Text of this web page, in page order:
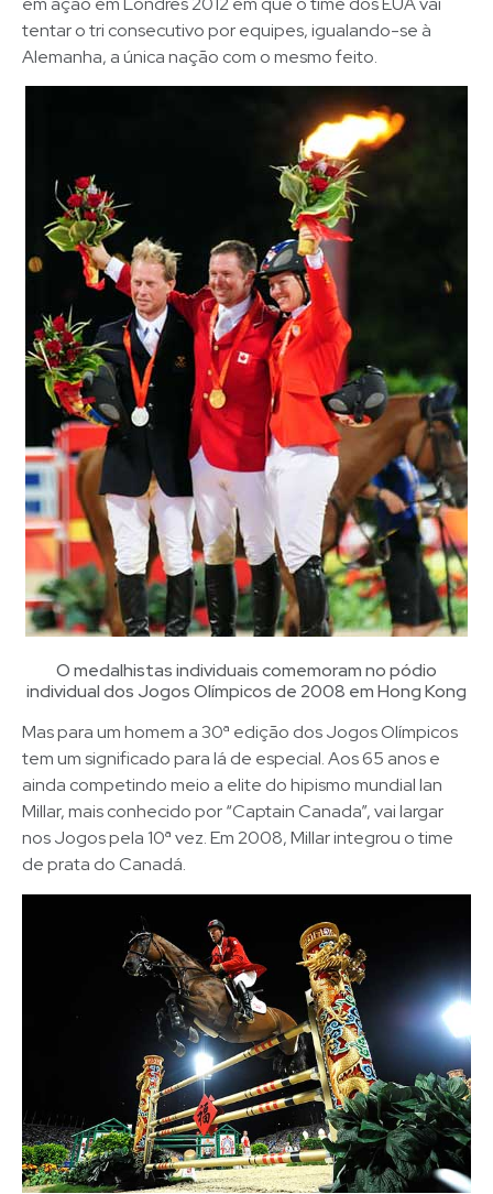
tentar o tri consecutivo por equipes, igualando-se à
Alemanha, a única nação com o mesmo feito.
O medalhistas individuais comemoram no pódio
individual dos Jogos Olímpicos de 2008 em Hong Kong
Mas para um homem a 30ª edição dos Jogos Olímpicos
tem um significado para lá de especial. Aos 65 anos e
ainda competindo meio a elite do hipismo mundial Ian
Millar, mais conhecido por “Captain Canada”, vai largar
nos Jogos pela 10ª vez. Em 2008, Millar integrou o time
de prata do Canadá.